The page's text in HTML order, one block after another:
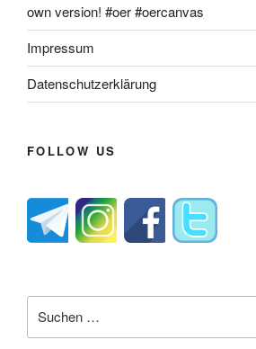
own version! #oer #oercanvas
Impressum
Datenschutzerklärung
FOLLOW US
nach: